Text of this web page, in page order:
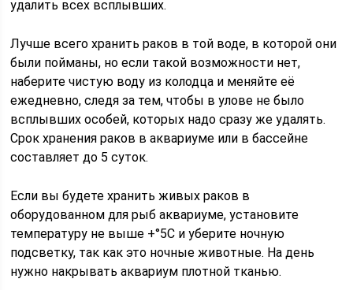
удалить всех всплывших.
Лучше всего хранить раков в той воде, в которой они
были пойманы, но если такой возможности нет,
наберите чистую воду из колодца и меняйте её
ежедневно, следя за тем, чтобы в улове не было
всплывших особей, которых надо сразу же удалять.
Срок хранения раков в аквариуме или в бассейне
составляет до 5 суток.
Если вы будете хранить живых раков в
оборудованном для рыб аквариуме, установите
температуру не выше +°5С и уберите ночную
подсветку, так как это ночные животные. На день
нужно накрывать аквариум плотной тканью.